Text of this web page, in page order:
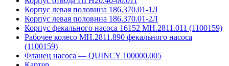
Корпус левая половина 186.370.01-1Л
Корпус левая половина 186.370.01-2Л
Корпус фекального насоса 16152 MH.2811.011 (1100159)
Рабочее колесо MH.2811.890 фекального насоса
(1100159)
Фланец насоса — QUINCY 100000.005